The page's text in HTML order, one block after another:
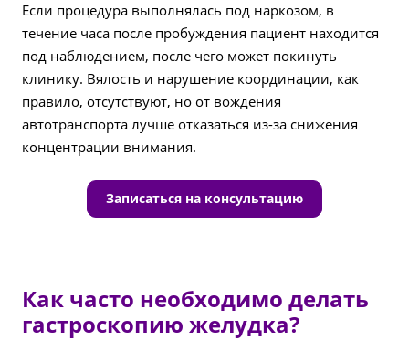
Если процедура выполнялась под наркозом, в
течение часа после пробуждения пациент находится
под наблюдением, после чего может покинуть
клинику. Вялость и нарушение координации, как
правило, отсутствуют, но от вождения
автотранспорта лучше отказаться из-за снижения
концентрации внимания.
Записаться на консультацию
Как часто необходимо делать
гастроскопию желудка?